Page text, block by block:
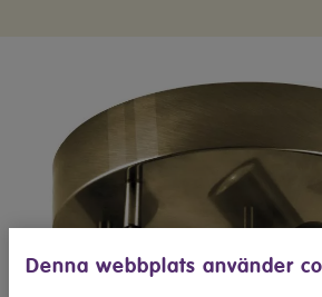
Denna webbplats använder